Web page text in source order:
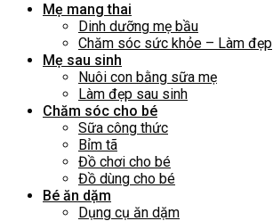
Mẹ mang thai
Dinh dưỡng mẹ bầu
Chăm sóc sức khỏe – Làm đẹp
Mẹ sau sinh
Nuôi con bằng sữa mẹ
Làm đẹp sau sinh
Chăm sóc cho bé
Sữa công thức
Bỉm tã
Đồ chơi cho bé
Đồ dùng cho bé
Bé ăn dặm
Dụng cụ ăn dặm